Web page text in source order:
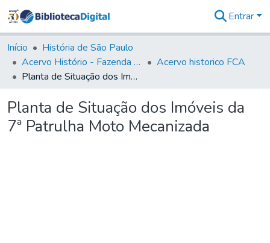
&
Coleções
Tudo na
Biblioteca
Estatísticas
Entrar
Início
História de São Paulo
Acervo Histório - Fazenda Lageado
Acervo historico FCA
Planta de Situação dos Imóveis da 7ª Patrulha Moto Mecanizada
Planta de Situação dos Imóveis da
7ª Patrulha Moto Mecanizada